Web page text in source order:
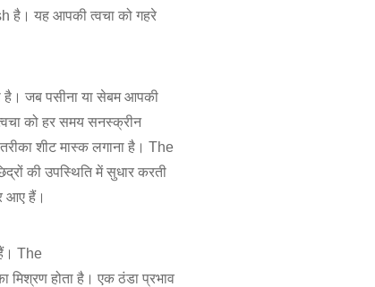
है। यह आपकी त्वचा को गहरे
है। जब पसीना या सेबम आपकी
को हर समय सनस्क्रीन
शीट मास्क लगाना है। The
की उपस्थिति में सुधार करती
आए हैं।
The
होता है। एक ठंडा प्रभाव